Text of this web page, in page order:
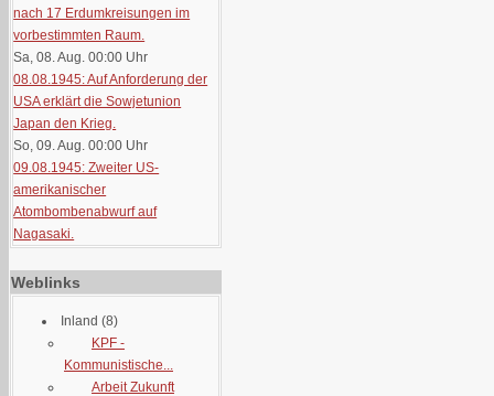
nach 17 Erdumkreisungen im
vorbestimmten Raum.
Sa, 08. Aug. 00:00 Uhr
08.08.1945: Auf Anforderung der
USA erklärt die Sowjetunion
Japan den Krieg.
So, 09. Aug. 00:00 Uhr
09.08.1945: Zweiter US-
amerikanischer
Atombombenabwurf auf
Nagasaki.
Weblinks
Inland (8)
KPF -
Kommunistische...
Arbeit Zukunft